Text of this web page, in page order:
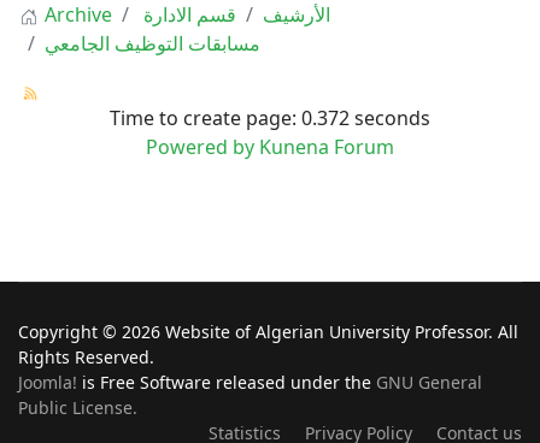
Archive قسم الادارة
الأرشيف
مسابقات التوظيف الجامعي
Time to create page: 0.372 seconds
Powered by Kunena Forum
Copyright © 2026 Website of Algerian University Professor. All
Rights Reserved.
Joomla! is Free Software released under the GNU General
Public License.
Statistics
Privacy Policy Contact us